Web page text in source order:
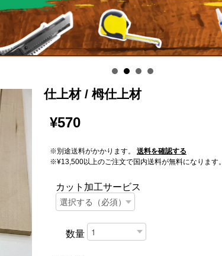
仕上材 / 栂仕上材
¥570
※別途送料がかかります。
送料を確認する
※¥13,500以上のご注文で国内送料が無料になります。
カット加工サービス
数量